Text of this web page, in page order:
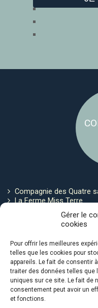
Gérer le
cookies
Pour offrir les meilleures
telles que les cookies pour
appareils. Le fait de consentir
traiter des données telles que
uniques sur ce site. Le fait de
consentement peut avoir un
et fonctions.
Compagnie des Quatre
La Ferme Miss Terre
Politique de cookies